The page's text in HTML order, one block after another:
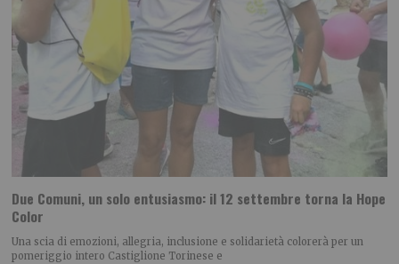
Due Comuni, un solo entusiasmo: il 12 settembre torna la Hope
Color
Una scia di emozioni, allegria, inclusione e solidarietà colorerà per un
pomeriggio intero Castiglione Torinese e